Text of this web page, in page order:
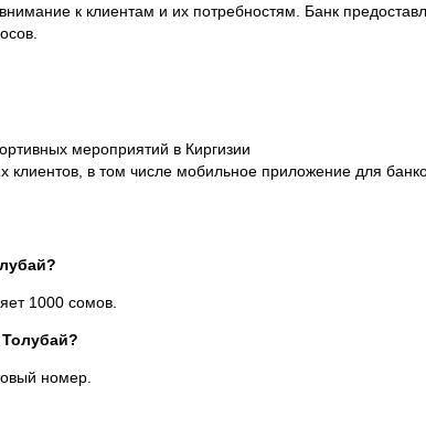
к клиентам и их потребностям. Банк
мероприятий в Киргизии
клиентов, в том числе мобильное приложение для
1000 сомов.
номер.